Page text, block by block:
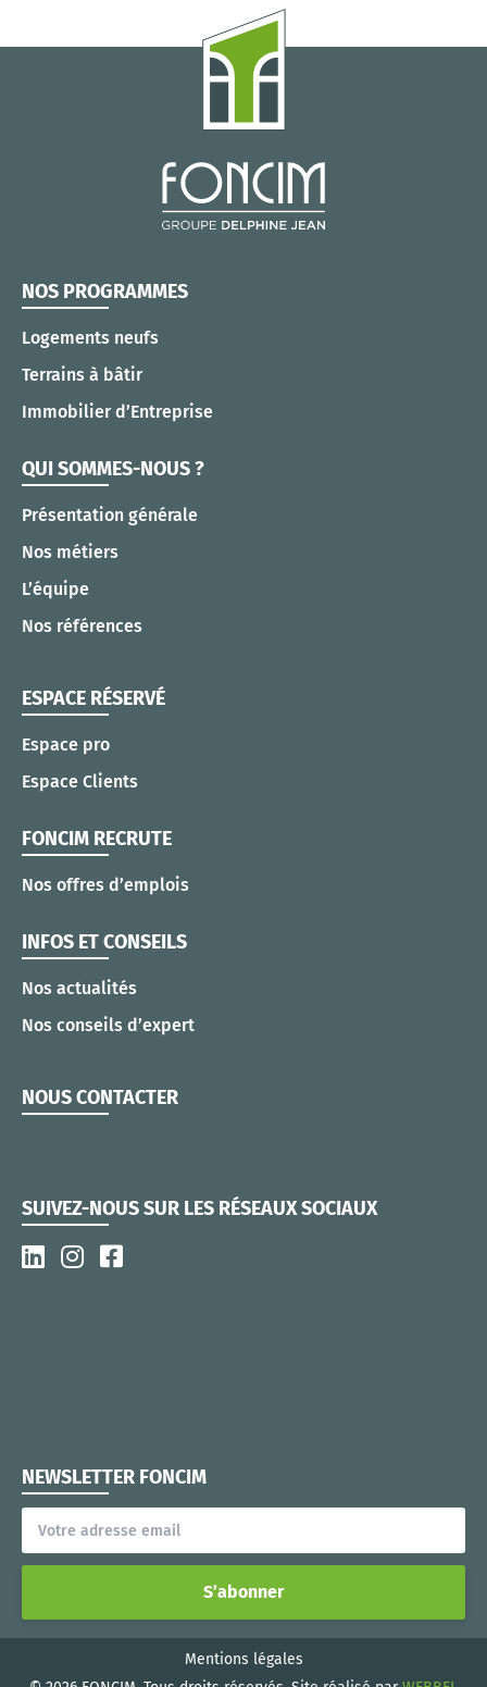
NOS PROGRAMMES
Logements neufs
Terrains à bâtir
Immobilier d’Entreprise
QUI SOMMES-NOUS ?
Présentation générale
Nos métiers
L’équipe
Nos références
ESPACE RÉSERVÉ
Espace pro
Espace Clients
FONCIM RECRUTE
Nos offres d’emplois
INFOS ET CONSEILS
Nos actualités
Nos conseils d’expert
NOUS CONTACTER
SUIVEZ-NOUS SUR LES RÉSEAUX SOCIAUX
NEWSLETTER FONCIM
S’abonner
Mentions légales